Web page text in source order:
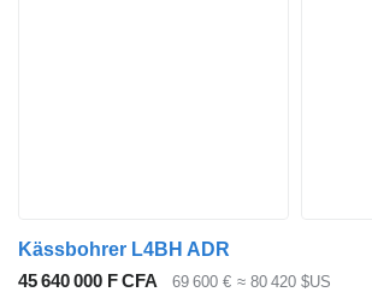
Kässbohrer L4BH ADR
45 640 000 F CFA
69 600 € ≈ 80 420 $US